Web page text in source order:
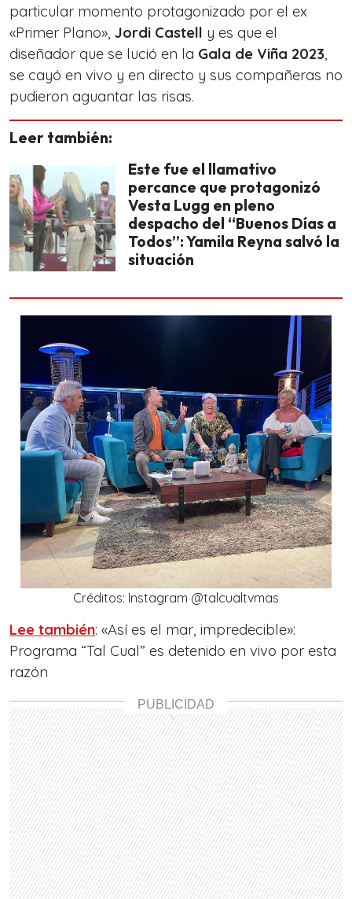
particular momento protagonizado por el ex
«Primer Plano», Jordi Castell y es que el
diseñador que se lució en la Gala de Viña 2023,
se cayó en vivo y en directo y sus compañeras no
pudieron aguantar las risas.
Leer también:
Este fue el llamativo
percance que protagonizó
Vesta Lugg en pleno
despacho del “Buenos Días a
Todos”: Yamila Reyna salvó la
situación
Créditos: Instagram @talcualtvmas
Lee también: «Así es el mar, impredecible»:
Programa “Tal Cual” es detenido en vivo por esta
razón